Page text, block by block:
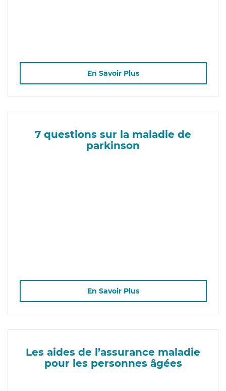
En Savoir Plus
7 questions sur la maladie de
parkinson
En Savoir Plus
Les aides de l’assurance maladie
pour les personnes âgées